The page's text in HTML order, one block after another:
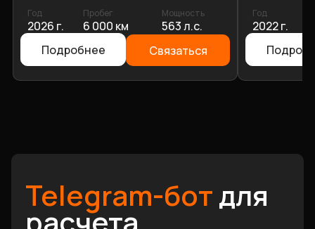
Год
2026 г.
Пробег
6 000 км
Мощность
563 л.с.
Подробнее
Связаться
Год
2022 г.
Telegram-ботдля